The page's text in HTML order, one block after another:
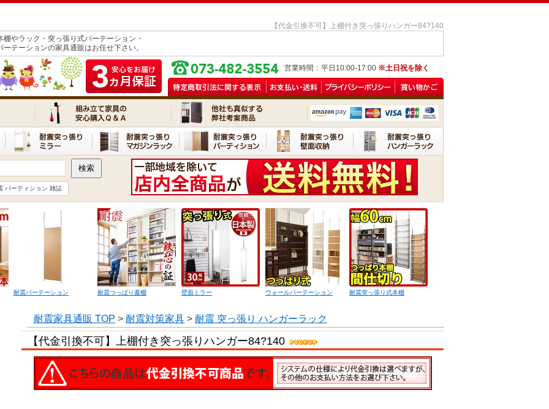
【代金引換不可】上棚付き突っ張りハンガー84?140
やラック・突っ張り式パーテーション・
テーションの家具通販はお任せ下さい。
営業時間：平日10:00-17:00 ※土日祝を除く
パーティション 雑誌
耐震パーテーション 耐震つっぱり書棚 壁面ミラー ウォールパーテーション 耐震突っ張り式本棚
耐震家具通販 TOP > 耐震対策家具 > 耐震 突っ張り ハンガーラック
【代金引換不可】上棚付き突っ張りハンガー84?140